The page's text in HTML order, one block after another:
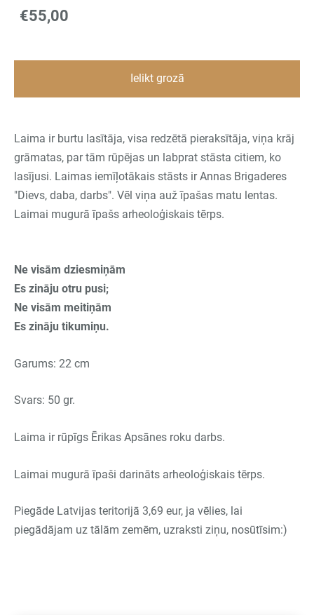
€55,00
Ielikt grozā
Laima ir burtu lasītāja, visa redzētā pieraksītāja, viņa krāj
grāmatas, par tām rūpējas un labprat stāsta citiem, ko
lasījusi. Laimas iemīļotākais stāsts ir Annas Brigaderes
"Dievs, daba, darbs". Vēl viņa auž īpašas matu lentas.
Laimai mugurā īpašs arheoloģiskais tērps.
Ne visām dziesmiņām
Es zināju otru pusi;
Ne visām meitiņām
Es zināju tikumiņu.
Garums: 22 cm
Svars: 50 gr.
Laima ir rūpīgs Ērikas Apsānes roku darbs.
Laimai mugurā īpaši darināts arheoloģiskais tērps.
Piegāde Latvijas teritorijā 3,69 eur, ja vēlies, lai
piegādājam uz tālām zemēm, uzraksti ziņu, nosūtīsim:)